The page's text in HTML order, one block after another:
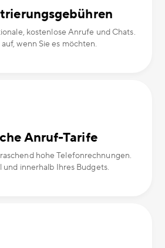
kostenlose Anrufe und Chats.
wenn Sie es möchten.
Anruf-Tarife
hohe Telefonrechnungen.
und innerhalb Ihres Budgets.